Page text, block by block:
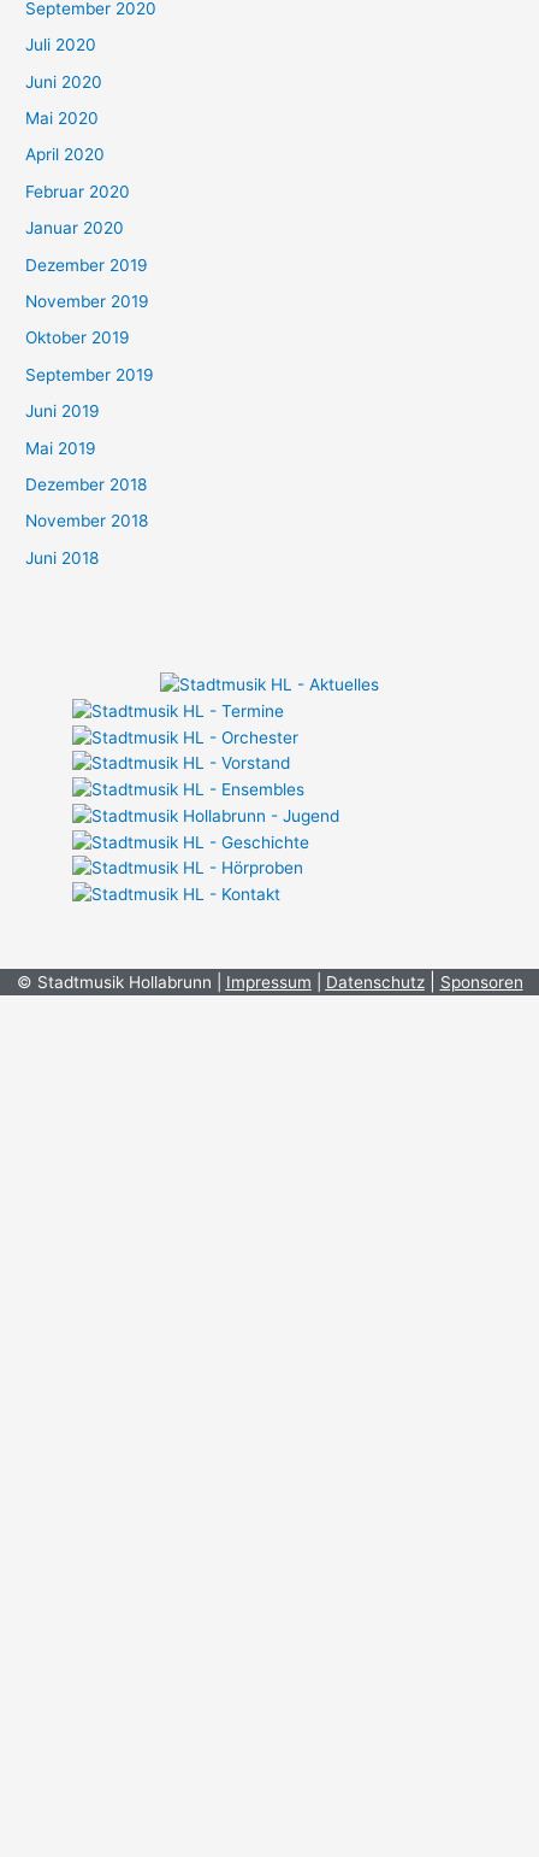
September 2020
Juli 2020
Juni 2020
Mai 2020
April 2020
Februar 2020
Januar 2020
Dezember 2019
November 2019
Oktober 2019
September 2019
Juni 2019
Mai 2019
Dezember 2018
November 2018
Juni 2018
© Stadtmusik Hollabrunn | Impressum Datenschutz| Sponsoren